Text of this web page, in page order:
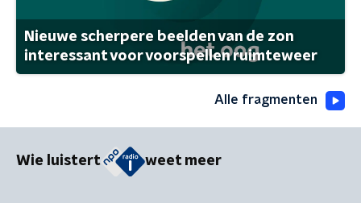
Nieuwe scherpere beelden van de zon
interessant voor voorspellen ruimteweer
Alle fragmenten
Wie luistert weet meer